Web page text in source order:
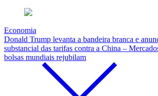
Economia
Donald Trump levanta a bandeira branca e
substancial das tarifas contra a China –
bolsas mundiais rejubilam